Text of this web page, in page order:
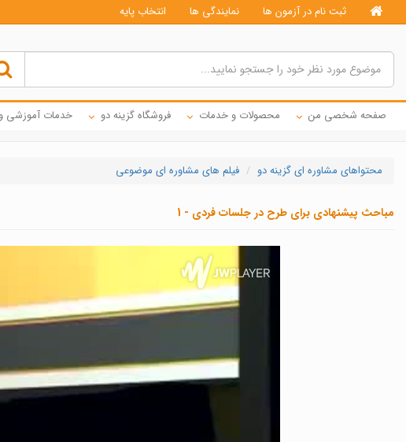
ثبت نام در آزمون ها نمایندگی ها انتخاب پایه
صفحه شخصی من محصولات و خدمات فروشگاه گزینه دو خدمات آموزشی
محتواهای مشاوره ای گزینه دو فیلم های مشاوره ای موضوعی
مباحث پیشنهادی برای طرح در جلسات فردی - 1